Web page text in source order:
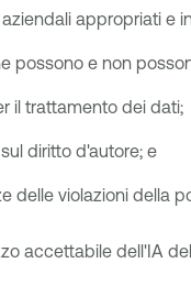
appropriati e
possono e non
il trattamento dei dati;
diritto d'autore; e
delle violazioni della
accettabile dell'IA